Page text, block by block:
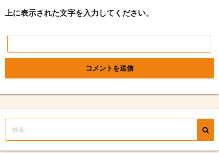
上に表示された文字を入力してください。